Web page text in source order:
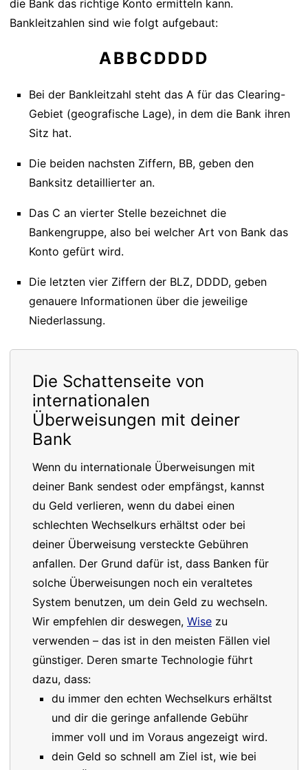
die Bank das richtige Konto ermitteln kann.
Bankleitzahlen sind wie folgt aufgebaut:
ABBCDDDD
Bei der Bankleitzahl steht das A für das Clearing-
Gebiet (geografische Lage), in dem die Bank ihren
Sitz hat.
Die beiden nachsten Ziffern, BB, geben den
Banksitz detaillierter an.
Das C an vierter Stelle bezeichnet die
Bankengruppe, also bei welcher Art von Bank das
Konto gefürt wird.
Die letzten vier Ziffern der BLZ, DDDD, geben
genauere Informationen über die jeweilige
Niederlassung.
Die Schattenseite von
internationalen
Überweisungen mit deiner
Bank
Wenn du internationale Überweisungen mit
deiner Bank sendest oder empfängst, kannst
du Geld verlieren, wenn du dabei einen
schlechten Wechselkurs erhältst oder bei
deiner Überweisung versteckte Gebühren
anfallen. Der Grund dafür ist, dass Banken für
solche Überweisungen noch ein veraltetes
System benutzen, um dein Geld zu wechseln.
Wir empfehlen dir deswegen, Wise zu
verwenden – das ist in den meisten Fällen viel
günstiger. Deren smarte Technologie führt
dazu, dass:
du immer den echten Wechselkurs erhältst
und dir die geringe anfallende Gebühr
immer voll und im Voraus angezeigt wird.
dein Geld so schnell am Ziel ist, wie bei